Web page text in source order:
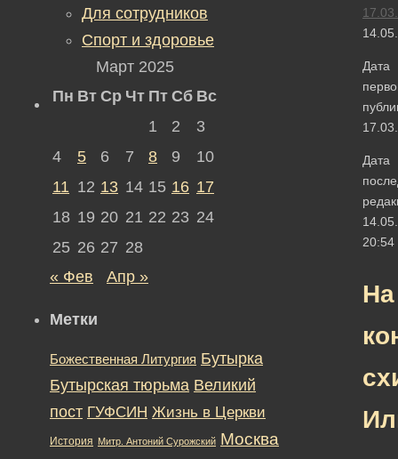
Дата
Дата
20:54
На
Для сотрудников
Спорт и здоровье
Март 2025
Пн Вт Ср Чт Пт Сб Вс
1
2
3
4
5 6 7 8 9
10
11 12 13 14 15 16 17
18 19 20 21 22 23 24
25 26 27 28
« Фев
Апр »
Метки
Божественная Литургия Бутырка
Бутырская тюрьма Великий
пост ГУФСИН Жизнь в Церкви
История Митр. Антоний Сурожский Москва